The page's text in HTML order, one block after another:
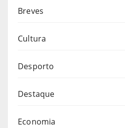
Breves
Cultura
Desporto
Destaque
Economia